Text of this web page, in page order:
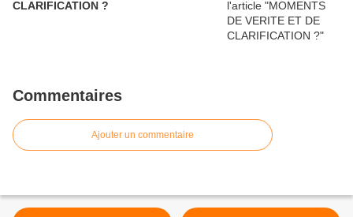
CLARIFICATION ?
Commentaires
Ajouter un commentaire